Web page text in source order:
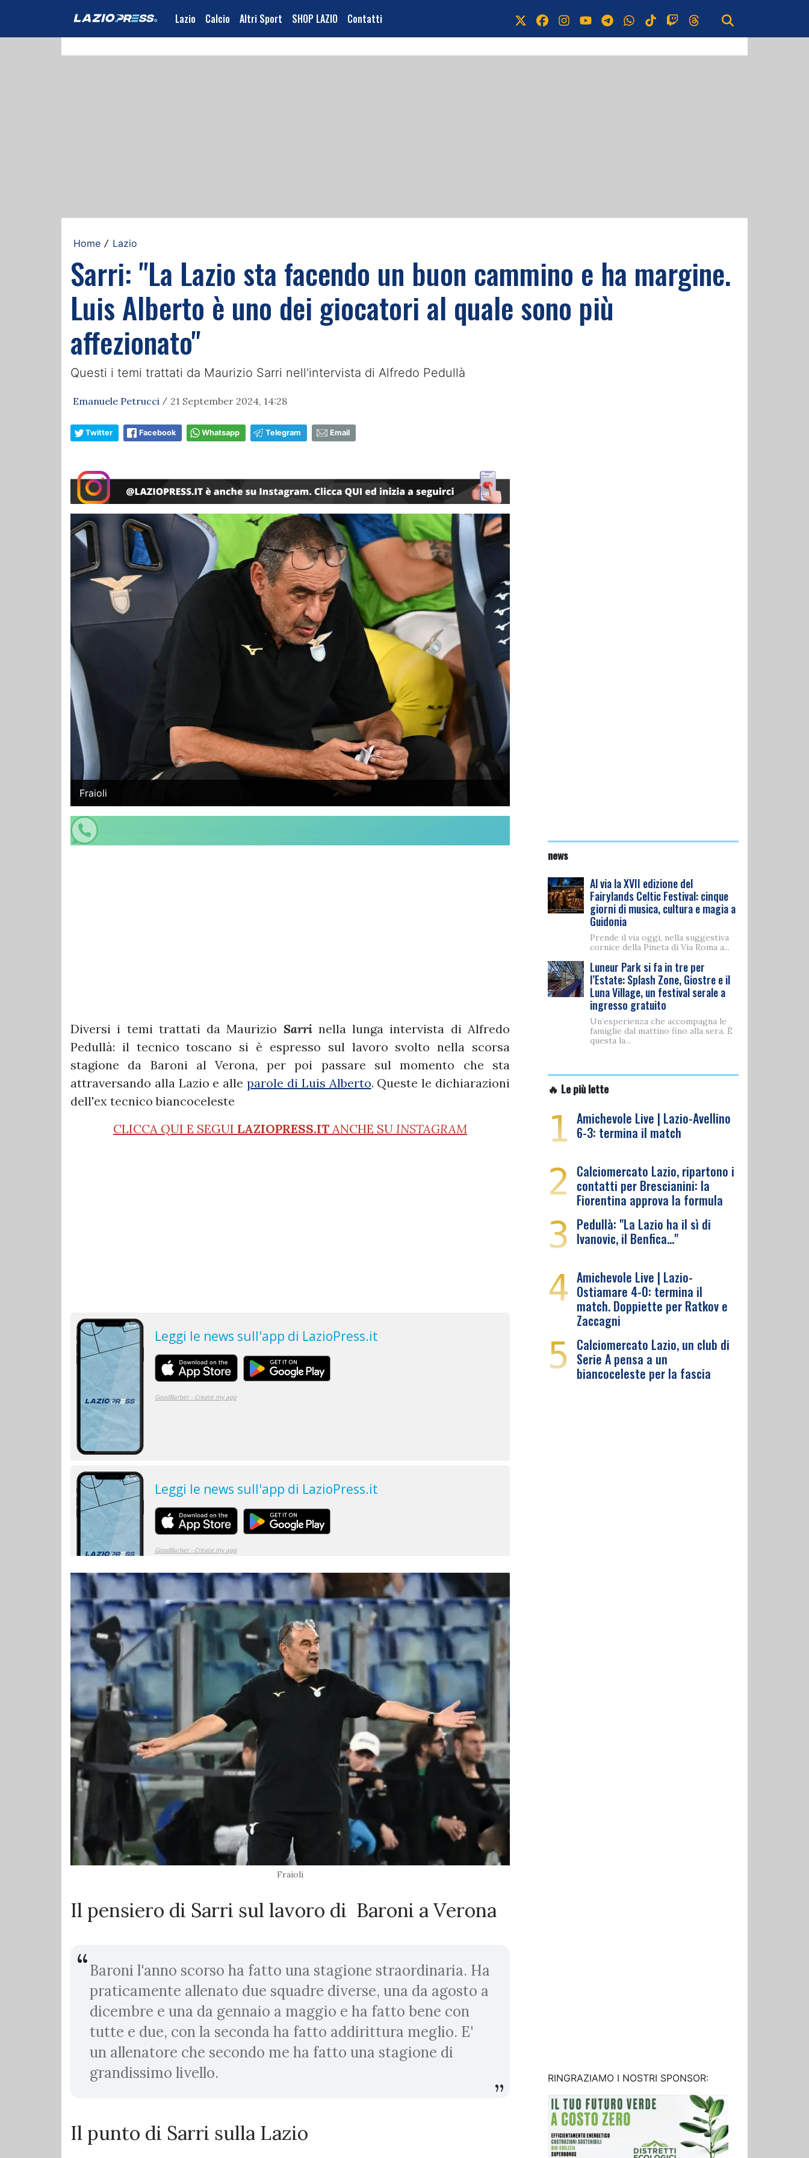
Lazio Calcio Altri Sport SHOP LAZIO Contatti
Home / Lazio
Sarri: "La Lazio sta facendo un buon cammino e ha margine.
Luis Alberto è uno dei giocatori al quale sono più
affezionato"
Questi i temi trattati da Maurizio Sarri nell'intervista di Alfredo Pedullà
Emanuele Petrucci / 21 September 2024, 14:28
Twitter Facebook Whatsapp Telegram Email
Fraioli
Diversi i temi trattati da Maurizio Sarrinella lunga intervista di Alfredo
Pedullà: il tecnico toscano si è espresso sul lavoro svolto nella scorsa
stagione da Baroni al Verona, per poi passare sul momento che sta
attraversando alla Lazio e alleparole di Luis Alberto. Queste le dichiarazioni
dell'ex tecnico biancoceleste
CLICCA QUI E SEGUI LAZIOPRESS.IT ANCHE SU INSTAGRAM
Fraioli
Il pensiero di Sarri sul lavoro di Baroni a Verona
Baroni l'anno scorso ha fatto una stagione straordinaria. Ha
praticamente allenato due squadre diverse, una da agosto a
dicembre e una da gennaio a maggio e ha fatto bene con
tutte e due, con la seconda ha fatto addirittura meglio. E'
un allenatore che secondo me ha fatto una stagione di
grandissimo livello.
Il punto di Sarri sulla Lazio
news
Al via la XVII edizione del
Fairylands Celtic Festival: cinque
giorni di musica, cultura e magia a
Guidonia
Prende il via oggi, nella suggestiva
cornice della Pineta di Via Roma a...
Luneur Park si fa in tre per
l’Estate: Splash Zone, Giostre e il
Luna Village, un festival serale a
ingresso gratuito
Un’esperienza che accompagna le
famiglie dal mattino fino alla sera. È
questa la...
🔥 Le più lette
1 Amichevole Live | Lazio-Avellino
6-3: termina il match
2 Calciomercato Lazio, ripartono i
contatti per Brescianini: la
Fiorentina approva la formula
3 Pedullà: "La Lazio ha il sì di
Ivanovic, il Benfica…"
4 Amichevole Live | Lazio-
Ostiamare 4-0: termina il
match. Doppiette per Ratkov e
Zaccagni
5 Calciomercato Lazio, un club di
Serie A pensa a un
biancoceleste per la fascia
RINGRAZIAMO I NOSTRI SPONSOR: